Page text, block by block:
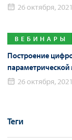
26 октября, 2021
ВЕБИНАРЫ
Построение
параметрической
26 октября, 2021
Теги